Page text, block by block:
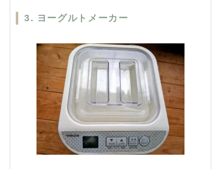
3. ヨーグルトメーカー